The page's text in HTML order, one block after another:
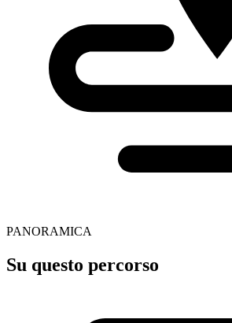
PANORAMICA
Su questo percorso